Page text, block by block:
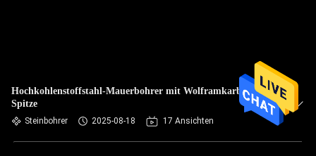
Hochkohlenstoffstahl-Mauerbohrer mit Wolframkarbid-
Spitze
Steinbohrer 2025-08-18 17 Ansichten